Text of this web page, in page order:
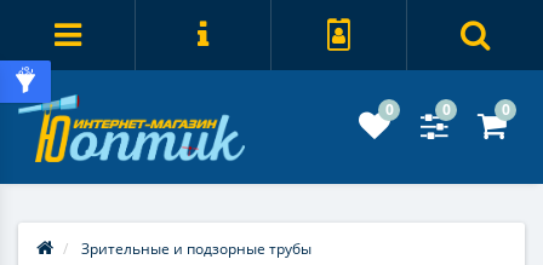
0 0 0
Зрительные и подзорные трубы